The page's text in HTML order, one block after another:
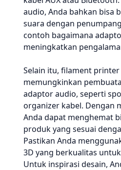
audio, Anda bahkan bisa
suara dengan
contoh bagaimana
meningkatkan
Selain itu, filament printer
memungkinkan
adaptor audio, seperti
organizer kabel. Dengan
Anda dapat menghemat
produk yang sesuai
Pastikan Anda
3D yang berkualitas
Untuk inspirasi desain,